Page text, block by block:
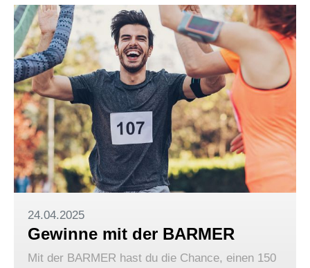
24.04.2025
Gewinne mit der BARMER
Mit der BARMER hast du die Chance, einen 150